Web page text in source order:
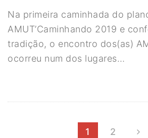
Na primeira caminhada do
AMUT’Caminhando 2019 e
tradição, o encontro dos(as)
ocorreu num dos lugares…
1 2